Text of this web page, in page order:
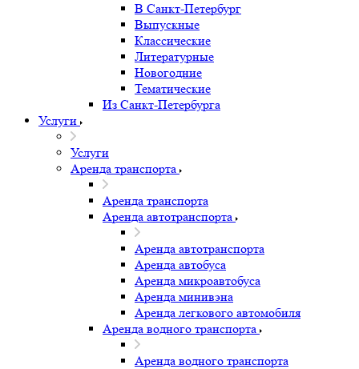
В Санкт-Петербург
Выпускные
Классические
Литературные
Новогодние
Тематические
Из Санкт-Петербурга
Услуги
Услуги
Аренда транспорта
Аренда транспорта
Аренда автотранспорта
Аренда автотранспорта
Аренда автобуса
Аренда микроавтобуса
Аренда минивэна
Аренда легкового автомобиля
Аренда водного транспорта
Аренда водного транспорта